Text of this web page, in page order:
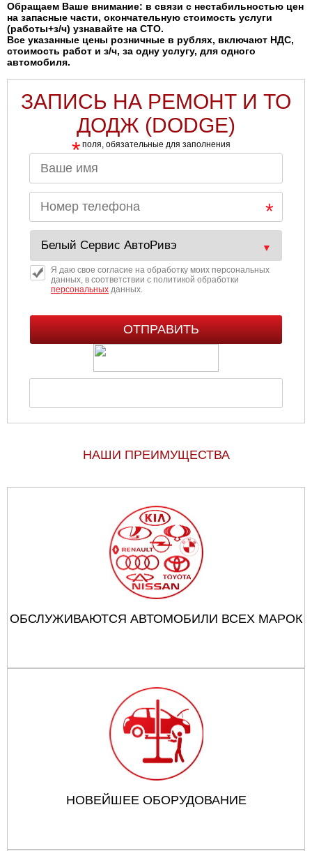
Обращаем Ваше внимание: в связи с нестабильностью цен
на запасные части, окончательную стоимость услуги
(работы+з/ч) узнавайте на СТО.
Все указанные цены розничные в рублях, включают НДС,
стоимость работ и з/ч, за одну услугу, для одного
автомобиля.
ЗАПИСЬ НА РЕМОНТ И ТО
ДОДЖ (DODGE)
* поля, обязательные для заполнения
Я даю свое согласие на обработку моих персональных
данных, в соответствии с политикой обработки
персональныхданных.
НАШИ ПРЕИМУЩЕСТВА
ОБСЛУЖИВАЮТСЯ АВТОМОБИЛИ ВСЕХ МАРОК
НОВЕЙШЕЕ ОБОРУДОВАНИЕ